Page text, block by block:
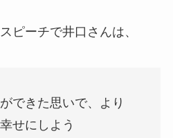
ピーチで井口さんは、
できた思いで、より
せにしよう